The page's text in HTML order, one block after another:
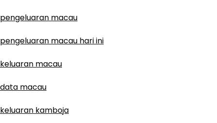
pengeluaran macau
pengeluaran macau hari ini
keluaran macau
data macau
keluaran kamboja